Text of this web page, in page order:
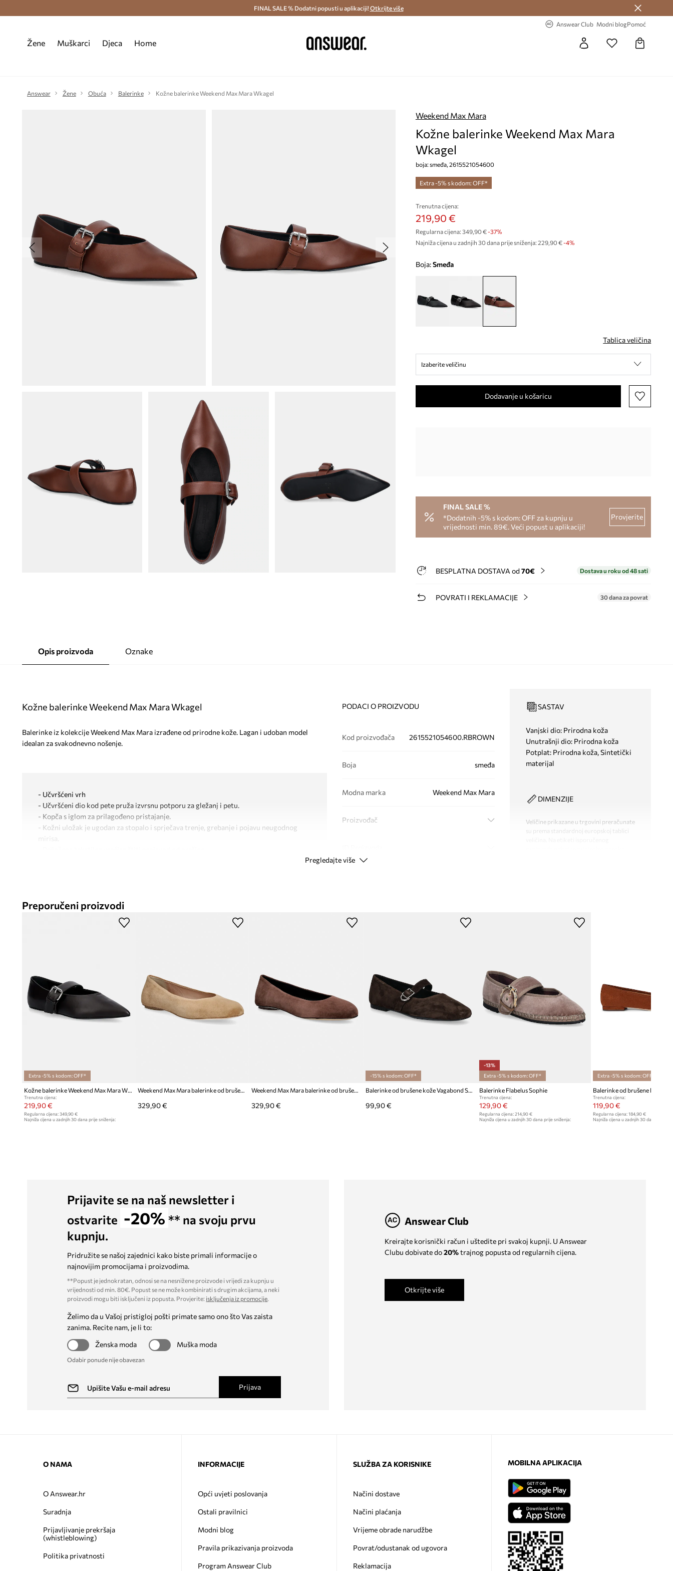
Besplatna dostava i povrat (od 70€) > Dostava u roku 48 sati >
FINAL SALE % Dodatni popusti u aplikaciji!Otkrijte više
Answear Club Modni blogPomoć
Žene Muškarci Djeca Home
Answear Žene Obuća Balerinke Kožne balerinke Weekend Max Mara Wkagel
Weekend Max Mara
Kožne balerinke Weekend Max Mara
Wkagel
boja: smeđa, 2615521054600
Extra -5% s kodom: OFF*
Trenutna cijena:
219,90 €
Regularna cijena: 349,90 €-37%
Najniža cijena u zadnjih 30 dana prije sniženja: 229,90 € -4%
Boja: smeđa
Tablica veličina
Izaberite veličinu
Dodavanje u košaricu
FINAL SALE %
*Dodatnih -5% s kodom: OFF za kupnju u
vrijednosti min. 89€. Veći popust u aplikaciji!
Provjerite
BESPLATNA DOSTAVA od 70€ Dostava u roku od 48 sati
POVRATI I REKLAMACIJE 30 dana za povrat
Opis proizvoda Oznake
Kožne balerinke Weekend Max Mara Wkagel
Balerinke iz kolekcije Weekend Max Mara izrađene od prirodne kože. Lagan i udoban model
idealan za svakodnevno nošenje.
- Učvršćeni vrh
- Učvršćeni dio kod pete pruža izvrsnu potporu za gležanj i petu.
- Kopča s iglom za prilagođeno pristajanje.
- Kožni uložak je ugodan za stopalo i sprječava trenje, grebanje i pojavu neugodnog
mirisa.
PODACI O PROIZVODU
Kod proizvođača 2615521054600.RBROWN
Boja smeđa
Modna marka Weekend Max Mara
Proizvođač
SASTAV
Vanjski dio: Prirodna koža
Unutrašnji dio: Prirodna koža
Potplat: Prirodna koža, Sintetički
materijal
DIMENZIJE
Veličine prikazane u trgovini preračunate
su prema standardnoj europskoj tablici
Pregledajte više
Preporučeni proizvodi
Extra -5% s kodom: OFF*
Kožne balerinke Weekend Max Mara Wkagel
Trenutna cijena:
219,90 €
Regularna cijena: 349,90 €
Najniža cijena u zadnjih 30 dana prije sniženja:
329,90 € 329,90 €
-15% s kodom: OFF*
Balerinke od brušene kože Vagabond Shoemakers JOLIN
99,90 €
-13%
Extra -5% s kodom: OFF*
Balerinke Flabelus Sophie
Trenutna cijena:
129,90 €
Regularna cijena:214,90 €
Najniža cijena u zadnjih 30 dana prije sniženja:
Extra -5% s kodom: OFF*
Trenutna cijena:
119,90 €
Regularna cijena: 184,90 €
Najniža cijena u zadnjih 30 dana prije
Prijavite se na naš newsletter i
ostvarite -20% ** na svoju prvu
kupnju.
Pridružite se našoj zajednici kako biste primali informacije o
najnovijim promocijama i proizvodima.
**Popust je jednokratan, odnosi se na nesnižene proizvode i vrijedi za kupnju u
vrijednosti od min. 80€. Popust se ne može kombinirati s drugim akcijama, a neki
proizvodi mogu biti isključeni iz popusta. Provjerite: isključenja iz promocije
Želimo da u Vašoj pristigloj pošti primate samo ono što Vas zaista
zanima. Recite nam, je li to:
Ženska moda
Muška moda
Odabir ponude nije obavezan
Prijava
Answear Club
Kreirajte korisnički račun i uštedite pri svakoj kupnji. U Answear
Clubu dobivate do20%trajnog popusta od regularnih cijena.
Otkrijte više
O NAMA
O Answear.hr
Suradnja
Prijavljivanje prekršaja
(whistleblowing)
Politika privatnosti
INFORMACIJE
Opći uvjeti poslovanja
Ostali pravilnici
Modni blog
Pravila prikazivanja proizvoda
Program Answear Club
SLUŽBA ZA KORISNIKE
Načini dostave
Načini plaćanja
Vrijeme obrade narudžbe
Povrat/odustanak od ugovora
Reklamacija
MOBILNA APLIKACIJA